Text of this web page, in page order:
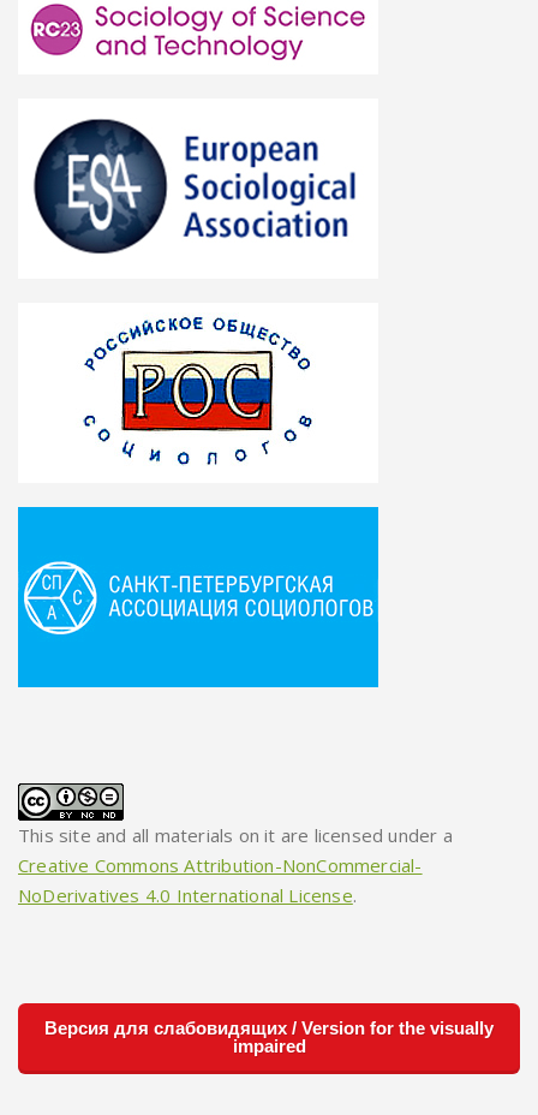
This site and all materials on it are licensed under a
Creative Commons Attribution-NonCommercial-
NoDerivatives 4.0 International License.
Версия для слабовидящих / Version for the visually
impaired